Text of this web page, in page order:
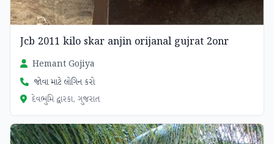
Jcb 2011 kilo skar anjin orijanal gujrat 2onr
Hemant Gojiya
જોવા માટે લોગિન કરો
દેવભુમિ દ્વારકા, ગુજરાત